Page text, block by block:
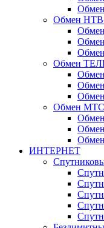
Обмен
Обмен
Обмен
ИНТЕРНЕТ